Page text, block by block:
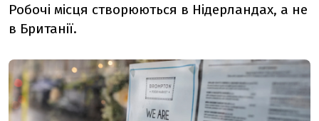
Робочі місця створюються в Нідерландах, а не
в Британії.